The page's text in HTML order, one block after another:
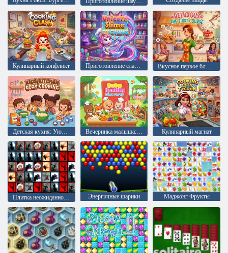
Кулинарный конфликт Приготовление слайма Единорог 2 Вкусное первое блюдо
Детская кухня: Уютная готовка Вечеринка малыша: Здоровое питание Кулинарный магнат
Энергичные шарики Маджонг Фрукты